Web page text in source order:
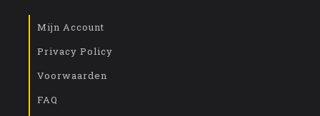
Mijn Account
Privacy Policy
Voorwaarden
FAQ